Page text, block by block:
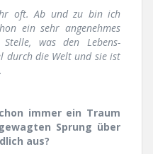
oft. Ab und zu bin ich
ein sehr angenehmes
was den Lebens-
durch die Welt und sie ist
immer ein Traum
Sprung über
aus?